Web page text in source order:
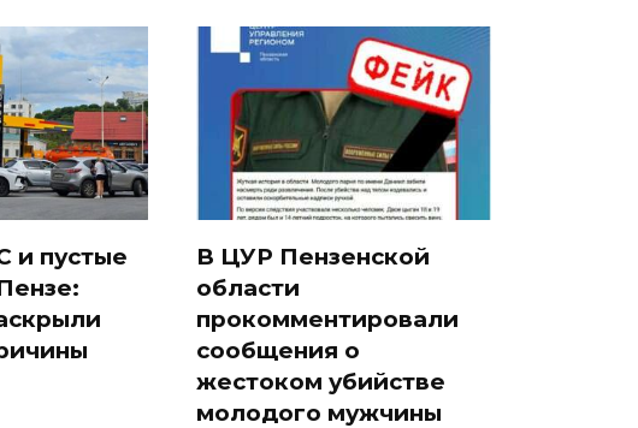
и пустые
В ЦУР Пензенской
области
прокомментировали
сообщения о
жестоком убийстве
молодого мужчины